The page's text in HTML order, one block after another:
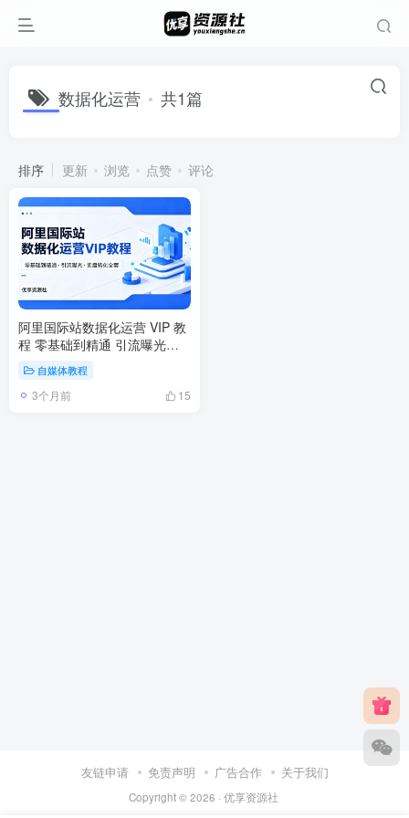
数据化运营 共1篇
排序 更新 浏览 点赞 评论
阿里国际站数据化运营 VIP 教
程 零基础到精通 引流曝光询
自媒体教程
3个月前 15
友链申请 免责声明 广告合作 关于我们
Copyright © 2026 · 优享资源社